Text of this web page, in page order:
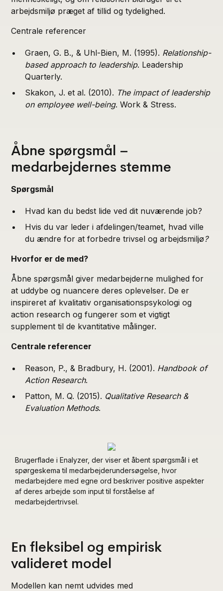
arbejdsmiljø præget af tillid og tydelighed.
Centrale referencer
Graen, G. B., & Uhl-Bien, M. (1995). Relationship-
based approach to leadership. Leadership
Quarterly.
Skakon, J. et al. (2010). The impact of leadership
on employee well-being. Work & Stress.
Åbne spørgsmål –
medarbejdernes stemme
Spørgsmål
Hvad kan du bedst lide ved dit nuværende job?
Hvis du var leder i afdelingen/teamet, hvad ville
du ændre for at forbedre trivsel og arbejdsmiljø ?
Hvorfor er de med?
Åbne spørgsmål giver medarbejderne mulighed for
at uddybe og nuancere deres oplevelser. De er
inspireret af kvalitativ organisationspsykologi og
action research og fungerer som et vigtigt
supplement til de kvantitative målinger.
Centrale referencer
Reason, P., & Bradbury, H. (2001). Handbook of
Action Research.
Patton, M. Q. (2015). Qualitative Research &
Evaluation Methods.
Brugerflade i Enalyzer, der viser et åbent spørgsmål i et
spørgeskema til medarbejderundersøgelse, hvor
medarbejdere med egne ord beskriver positive aspekter
af deres arbejde som input til forståelse af
medarbejdertrivsel.
En fleksibel og empirisk
valideret model
Modellen kan nemt udvides med